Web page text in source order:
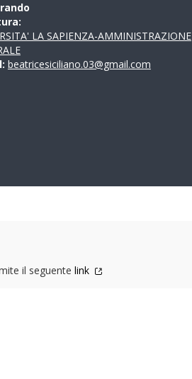
LA SAPIENZA-AMMINISTRAZIONE
beatricesiciliano.03@gmail.com
il seguente link